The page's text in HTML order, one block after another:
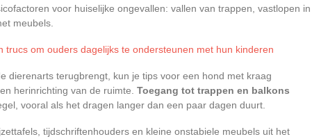
voor huiselijke ongevallen: vallen van trappen, vastlopen in
meubels.
trucs om ouders dagelijks te ondersteunen met hun kinderen
dierenarts terugbrengt, kun je tips voor een hond met kraag
herinrichting van de ruimte. Toegang tot trappen en balkons
vooral als het dragen langer dan een paar dagen duurt.
tijdschriftenhouders en kleine onstabiele meubels uit het